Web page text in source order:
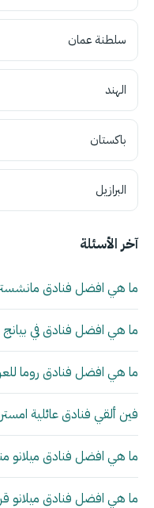
سلطنة عمان
الهند
باكستان
البرازيل
آخر الأسئلة
ما هي افضل فنادق
ما هي افضل فنادق في
ما هي افضل فنادق روما
فين ألقي فنادق عائلية
ما هي افضل فنادق ميلانو
ما هي افضل فنادق ميلانو